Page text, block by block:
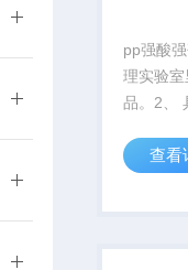
pp强酸
理实验
品。2、
用厚
窗玻璃
查看